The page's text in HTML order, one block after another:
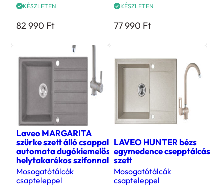
KÉSZLETEN
82 990 Ft
KÉSZLETEN
77 990 Ft
Laveo MARGARITA
szürke szett álló csappal,
automata dugókiemelős,
helytakarékos szifonnal
Mosogatótálcák
csapteleppel
LAVEO HUNTER bézs
egymedence csepptálcás
szett
Mosogatótálcák
csapteleppel